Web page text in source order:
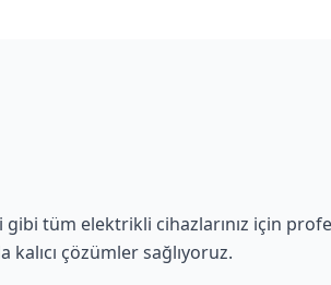
gibi tüm elektrikli cihazlarınız için
çözümler sağlıyoruz.